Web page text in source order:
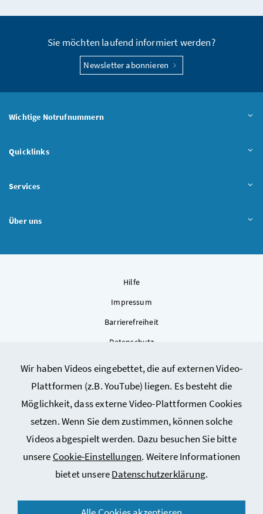
Wir haben Videos eingebettet, die auf externen Video-
Plattformen (z.B. YouTube) liegen. Es besteht die
Möglichkeit, dass externe Video-Plattformen Cookies
setzen. Wenn Sie dem zustimmen, können solche
Videos abgespielt werden. Dazu besuchen Sie bitte
unsere Cookie-Einstellungen. Weitere Informationen
bietet unsereDatenschutzerklärung.
Sie möchten laufend informiert werden?
Newsletter abonnieren
Wichtige Notrufnummern
Quicklinks
Services
Über uns
Hilfe
Impressum
Barrierefreiheit
Datenschutz
Sitemap
Cookie-Einstellungen
© 2026 Bundesministerium für Arbeit, Soziales, Gesundheit,